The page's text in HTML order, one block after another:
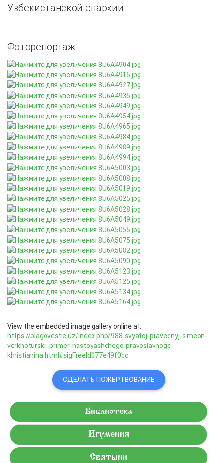
Узбекистанской епархии
Фоторепортаж:
View the embedded image gallery online at:
https://blagovestie.uz/index.php/988-svyatoj-pravednyj-simeon-
verkhoturskij-primer-nastoyashchego-pravoslavnogo-
khristianina.html#sigFreeId077e49f0bc
СДЕЛАТЬ ПОЖЕРТВОВАНИЕ
Библиотека
Игумения
Святыни